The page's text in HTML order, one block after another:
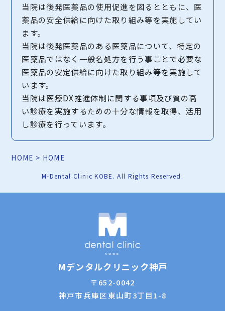
当院は後発医薬品の使用促進を図るとともに、医
薬品の安全供給に向けた取り組み等を実施してい
ます。
当院は後発医薬品のある医薬品について、特定の
医薬品ではなく一般名処方を行う事ことで必要な
医薬品の安定供給に向けた取り組み等を実施して
います。
当院は医療DX推進体制に関する事項及び質の高
い診療を実施するための十分な情報を取得、活用
し診療を行っています。
HOME > HOME
M-Dental Clinic KOBE. All Rights Reserved.
Mデンタルクリニック神戸
〒652-0042
神戸市兵庫区東山町3丁目1-8